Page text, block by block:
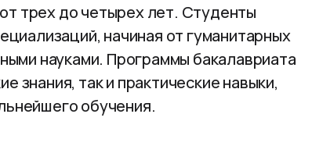
трех до четырех лет. Студенты
начиная от гуманитарных
науками. Программы бакалавриата
знания, так и практические навыки,
обучения.